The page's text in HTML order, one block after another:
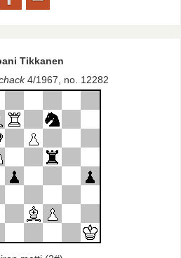
Tikkanen
4/1967, no. 12282